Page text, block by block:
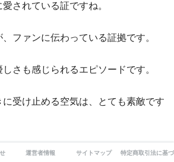
されている証ですね。
ファンに伝わっている証拠です。
さも感じられるエピソードです。
受け止める空気は、とても素敵です
て、好感度がさらに高まりました。
運営者情報 サイトマップ 特定商取引法に基